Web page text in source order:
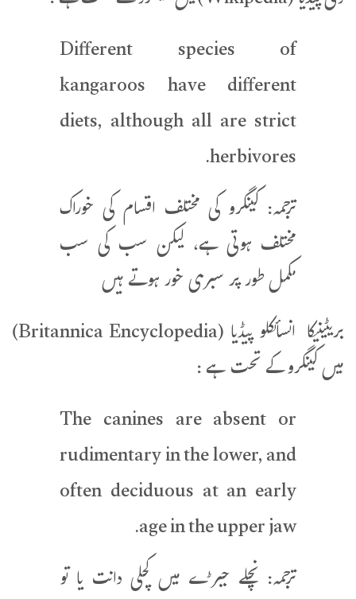
Different species of
kangaroos have different
diets, although all are strict
herbivores.
ترجمہ: کینگرو کی مختلف اقسام کی خوراک
مختلف ہوتی ہے، لیکن سب کی سب
مکمل طور پر سبزی خور ہوتے ہیں
بریٹینیکا انسائکلو پیڈیا (Britannica Encyclopedia)
میں کینگرو کے تحت ہے :
The canines are absent or
rudimentary in the lower, and
often deciduous at an early
age in the upper jaw.
ترجمہ: نچلے جبڑے میں کچلی دانت یا تو